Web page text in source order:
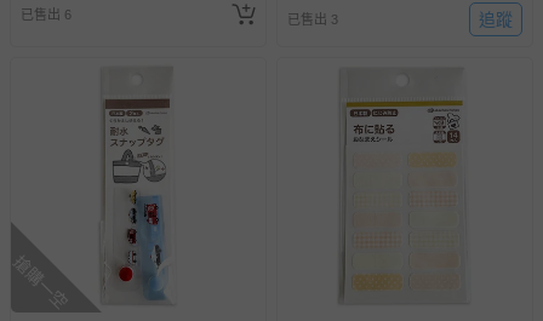
已售出 6 已售出 3 追蹤
搶購一空